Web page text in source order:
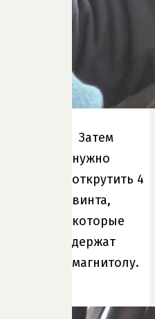
Затем
нужно
открутить 4
винта,
которые
держат
магнитолу.